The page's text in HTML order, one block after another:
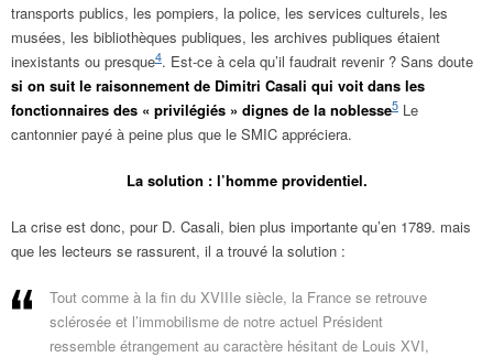
transports publics, les pompiers, la police, les services culturels, les
musées, les bibliothèques publiques, les archives publiques étaient
inexistants ou presque4. Est-ce à cela qu’il faudrait revenir ? Sans doute
si on suit le raisonnement de Dimitri Casali qui voit dans les
fonctionnaires des « privilégiés » dignes de la noblesse5 Le
cantonnier payé à peine plus que le SMIC appréciera.
La solution : l’homme providentiel.
La crise est donc, pour D. Casali, bien plus importante qu’en 1789. mais
que les lecteurs se rassurent, il a trouvé la solution :
Tout comme à la fin du XVIIIe siècle, la France se retrouve
sclérosée et l’immobilisme de notre actuel Président
ressemble étrangement au caractère hésitant de Louis XVI,